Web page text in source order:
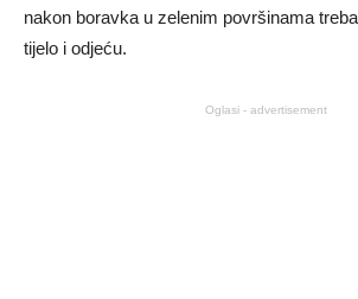
nakon boravka u zelenim površinama
tijelo i odjeću.
Oglasi - advertisement